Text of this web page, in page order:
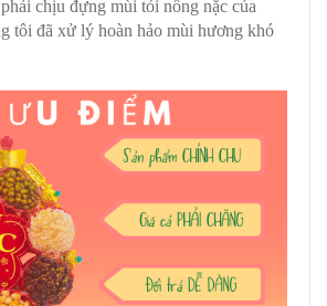
chịu đựng mùi tỏi nồng nặc của
tôi đã xử lý hoàn hảo mùi hương khó